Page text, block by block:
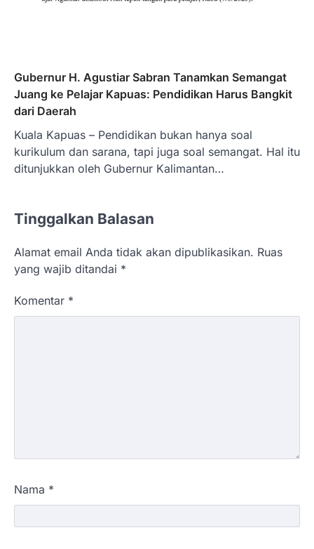
Gubernur H. Agustiar Sabran Tanamkan Semangat
Juang ke Pelajar Kapuas: Pendidikan Harus Bangkit
dari Daerah
Kuala Kapuas – Pendidikan bukan hanya soal
kurikulum dan sarana, tapi juga soal semangat. Hal itu
ditunjukkan oleh Gubernur Kalimantan…
Tinggalkan Balasan
Alamat email Anda tidak akan dipublikasikan. Ruas
yang wajib ditandai *
Komentar *
Nama *